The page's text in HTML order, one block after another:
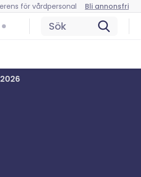
för vårdpersonal Bli annonsfri
Sök